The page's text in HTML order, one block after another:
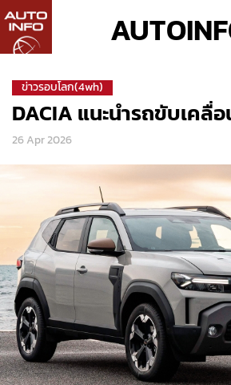
ข่าวรอบโลก(4wh)
DACIA แนะนำรถขับเคลื่
26 Apr 2026